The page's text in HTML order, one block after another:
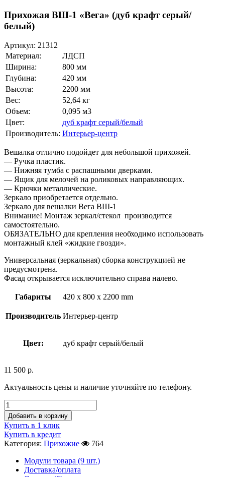
Прихожая ВШ-1 «Вега» (дуб крафт серый/
белый)
Артикул: 21312
Материал:
ЛДСП
Ширина:
800 мм
Глубина:
420 мм
Высота:
2200 мм
Вес:
52,64 кг
Объем:
0,095 м3
Цвет:
дуб крафт серый/белый
Производитель: Интерьер-центр
Вешалка отлично подойдет для небольшой прихожей.
— Ручка пластик.
— Нижняя тумба с распашными дверками.
— Ящик для мелочей на роликовых направляющих.
— Крючки металлические.
Зеркало приобретается отдельно.
Зеркало для вешалки Вега ВШ-1
Внимание! Монтаж зеркал/стекол производится
самостоятельно.
ОБЯЗАТЕЛЬНО для крепления необходимо использовать
монтажный клей «жидкие гвозди».
Универсальная (зеркальная) сборка конструкцией не
предусмотрена.
Фасад открывается исключительно справа налево.
Габариты 420 x 800 x 2200 mm
Производитель Интерьер-центр
Цвет: дуб крафт серый/белый
11 500 р.
Актуальность цены и наличие уточняйте по телефону.
Добавить в корзину
Купить в 1 клик
Купить в кредит
Категория: Прихожие
764
Модули товара (9 шт.)
Доставка/оплата